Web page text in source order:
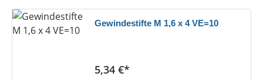
Gewindestifte M 1,6 x 4 VE=10
Regulärer Preis:
5,34 €*